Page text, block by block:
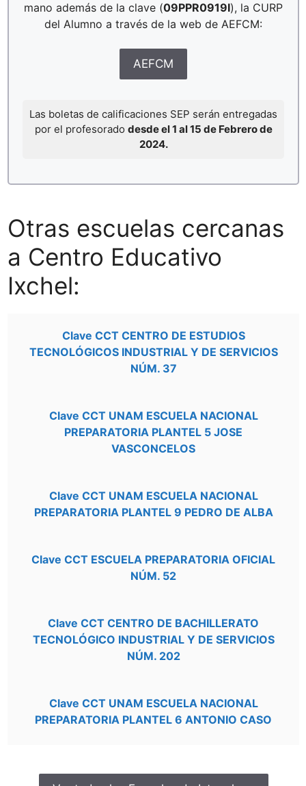
mano además de la clave (09PPR0919I), la CURP
del Alumno a través de la web de AEFCM:
AEFCM
Las boletas de calificaciones SEP serán entregadas
por el profesorado desde el 1 al 15 de Febrero de
2024.
Otras escuelas cercanas
a Centro Educativo
Ixchel:
Clave CCT CENTRO DE ESTUDIOS
TECNOLÓGICOS INDUSTRIAL Y DE SERVICIOS
NÚM. 37
Clave CCT UNAM ESCUELA NACIONAL
PREPARATORIA PLANTEL 5 JOSE
VASCONCELOS
Clave CCT UNAM ESCUELA NACIONAL
PREPARATORIA PLANTEL 9 PEDRO DE ALBA
Clave CCT ESCUELA PREPARATORIA OFICIAL
NÚM. 52
Clave CCT CENTRO DE BACHILLERATO
TECNOLÓGICO INDUSTRIAL Y DE SERVICIOS
NÚM. 202
Clave CCT UNAM ESCUELA NACIONAL
PREPARATORIA PLANTEL 6 ANTONIO CASO